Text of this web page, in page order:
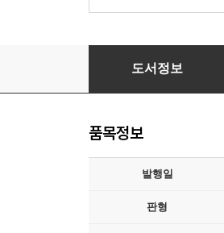
어스시의 마법사
도서정보
품목정보
발행일
판형